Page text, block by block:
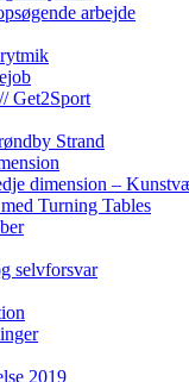
arbejde
Get2Sport
Strand
dimension –
Turning Tables
selvforsvar
2019